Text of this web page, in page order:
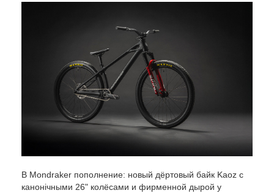
В Mondraker пополнение: новый дёртовый байк Kaoz с
канонічными 26" колёсами и фирменной дырой у